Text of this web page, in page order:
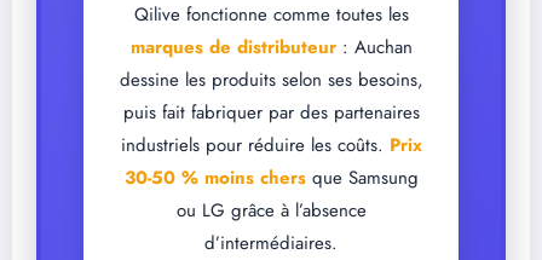
Qilive fonctionne comme toutes les
marques de distributeur: Auchan
dessine les produits selon ses besoins,
puis fait fabriquer par des partenaires
industriels pour réduire les coûts. Prix
30-50 % moins chersque Samsung
ou LG grâce à l’absence
d’intermédiaires.